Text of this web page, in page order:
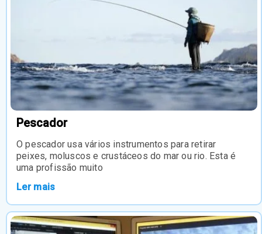
Pescador
O pescador usa vários instrumentos para retirar
peixes, moluscos e crustáceos do mar ou rio. Esta é
uma profissão muito
Ler mais